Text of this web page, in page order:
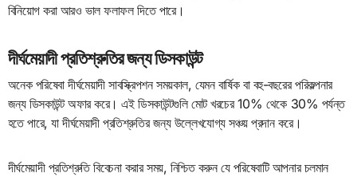
বিনিয়োগ করা আরও ভাল ফলাফল দিতে পারে।
দীর্ঘমেয়াদী প্রতিশ্রুতির জন্য ডিসকাউন্ট
অনেক পরিষেবা দীর্ঘমেয়াদী সাবস্ক্রিপশন সময়কাল, যেমন বার্ষিক বা বহু-বছরের পরিকল্পনার
জন্য ডিসকাউন্ট অফার করে। এই ডিসকাউন্টগুলি মোট খরচের 10% থেকে 30% পর্যন্ত
হতে পারে, যা দীর্ঘমেয়াদী প্রতিশ্রুতির জন্য উল্লেখযোগ্য সঞ্চয় প্রদান করে।
দীর্ঘমেয়াদী প্রতিশ্রুতি বিবেচনা করার সময়, নিশ্চিত করুন যে পরিষেবাটি আপনার চলমান